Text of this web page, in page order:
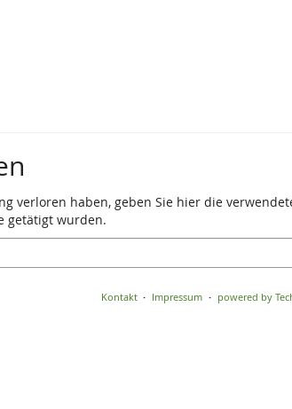
verloren haben, geben Sie hier die
getätigt wurden.
Kontakt Impressum powered by